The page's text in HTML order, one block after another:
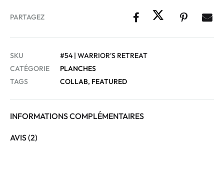
PARTAGEZ
SKU
#54 | WARRIOR'S RETREAT
CATÉGORIE
PLANCHES
TAGS
COLLAB, FEATURED
INFORMATIONS COMPLÉMENTAIRES
AVIS (2)